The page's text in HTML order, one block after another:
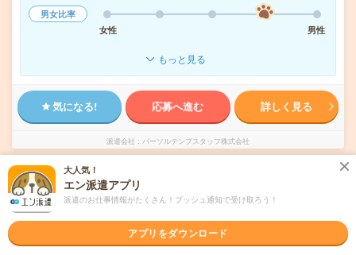
男女比率
女性
男性
もっと見る
気になる! 応募へ進む 詳しく見る
派遣会社 パーソルテンプスタッフ株式会社
未読 掲載日 2026/08/06
2000円＊月収31万！＜子会社の日次～月次＞
経験活かしてスキルUP
大人気！
エン派遣アプリ
派遣のお仕事情報がたくさん！プッシュ通知で受け取ろう！
アプリをダウンロード